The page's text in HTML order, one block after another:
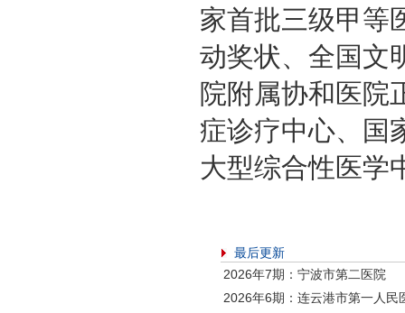
家首批三级甲等
动奖状、全国文
院附属协和医院
症诊疗中心、国
大型综合性医学
最后更新
2026年7期：宁波市第二医院
2026年6期：连云港市第一人民